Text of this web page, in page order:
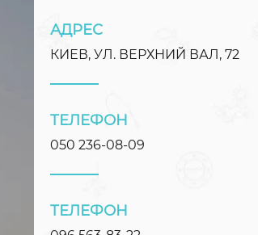
АДРЕС
КИЕВ, УЛ. ВЕРХНИЙ ВАЛ, 72
ТЕЛЕФОН
050 236-08-09
ТЕЛЕФОН